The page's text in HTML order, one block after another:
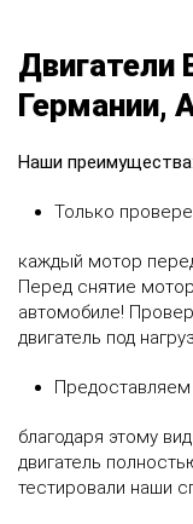
Двигатели
Германии,
Наши преимущества:
Только
каждый мотор
Перед снятие
автомобиле!
двигатель под
Предоставляем
благодаря этому
двигатель
тестировали наши